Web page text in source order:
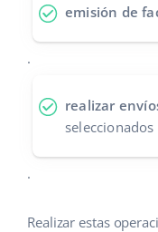
中文
emisión de
.
realizar
seleccionados
.
Realizar estas